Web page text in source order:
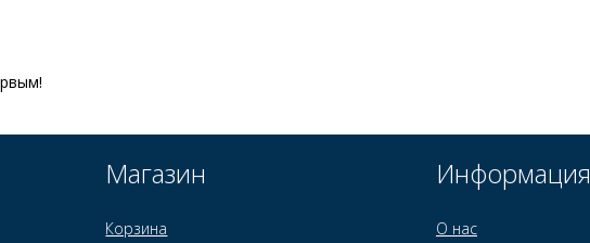
Магазин
Корзина
Информация
О нас